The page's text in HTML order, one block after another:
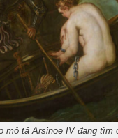
mô tả Arsinoe IV đang tìm